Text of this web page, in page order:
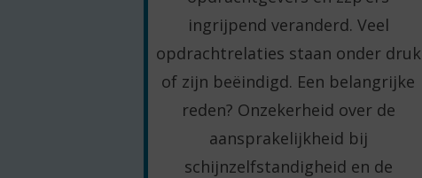
ingrijpend veranderd. Veel
opdrachtrelaties staan onder druk
of zijn beëindigd. Een belangrijke
reden? Onzekerheid over de
aansprakelijkheid bij
schijnzelfstandigheid en de